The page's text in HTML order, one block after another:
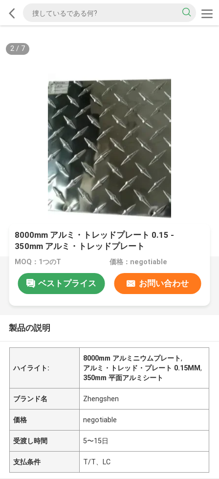
2/ 7
8000mm アルミ・トレッドプレート 0.15 -
350mm アルミ・トレッドプレート
MOQ：1つのT 価格：negotiable
ベストプライス お問い合わせ
製品の説明
ハイライト:
8000mm アルミニウムプレート,
アルミ・トレッド・プレート 0.15MM,
350mm 平面アルミシート
ブランド名 Zhengshen
価格 negotiable
受渡し時間 5〜15日
支払条件 T/T、LC